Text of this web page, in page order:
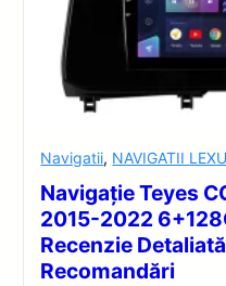
Navigatii, NAVIGATII
Navigație Teyes
2015-2022
Recenzie
Recomandări